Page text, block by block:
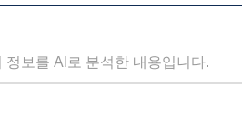
정보를 AI로 분석한 내용입니다.